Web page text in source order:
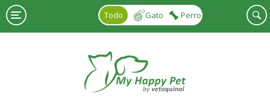
Pasar al contenido principal
Todo
Gato Perro